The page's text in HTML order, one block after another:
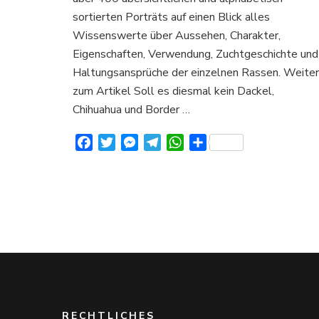
Aussehen
Charakter
und
Verhalten
sortierten Porträts auf einen Blick alles
Wissenswerte über Aussehen, Charakter,
Eigenschaften, Verwendung, Zuchtgeschichte und
Haltungsansprüche der einzelnen Rassen. Weiter
zum Artikel Soll es diesmal kein Dackel,
Chihuahua und Border …
FacebookTwitterMessenger
TelegramWhatsApp
Teilen
RECHTLICHES